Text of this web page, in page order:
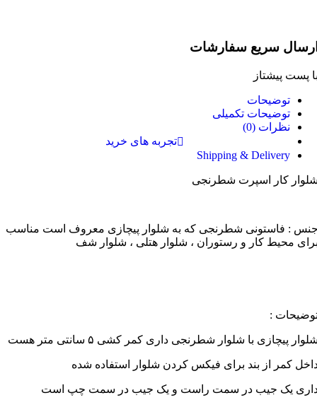
سریع سفارشات
پست پیشتاز
توضیحات
توضیحات تکمیلی
نظرات (0)
تجربه های خرید
Shipping & Delivery
کار اسپرت شطرنجی
: فاستونی شطرنجی که به شلوار پیچازی معروف است مناسب
محیط کار و رستوران ، شلوار هتلی ، شلوار شف
:
پیچازی با شلوار شطرنجی داری کمر کشی ۵ سانتی متر هست
کمر از بند برای فیکس کردن شلوار استفاده شده
یک جیب در سمت راست و یک جیب در سمت چپ است